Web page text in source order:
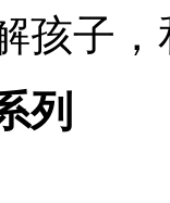
子，
列